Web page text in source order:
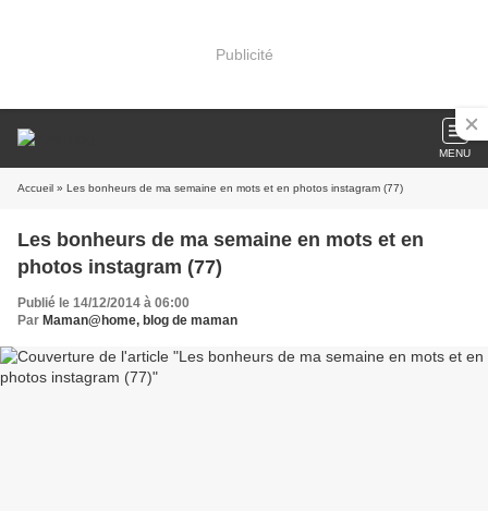
Publicité
MENU
Accueil » Les bonheurs de ma semaine en mots et en photos instagram (77)
Les bonheurs de ma semaine en mots et en
photos instagram (77)
Publié le 14/12/2014 à 06:00
Par Maman@home, blog de maman